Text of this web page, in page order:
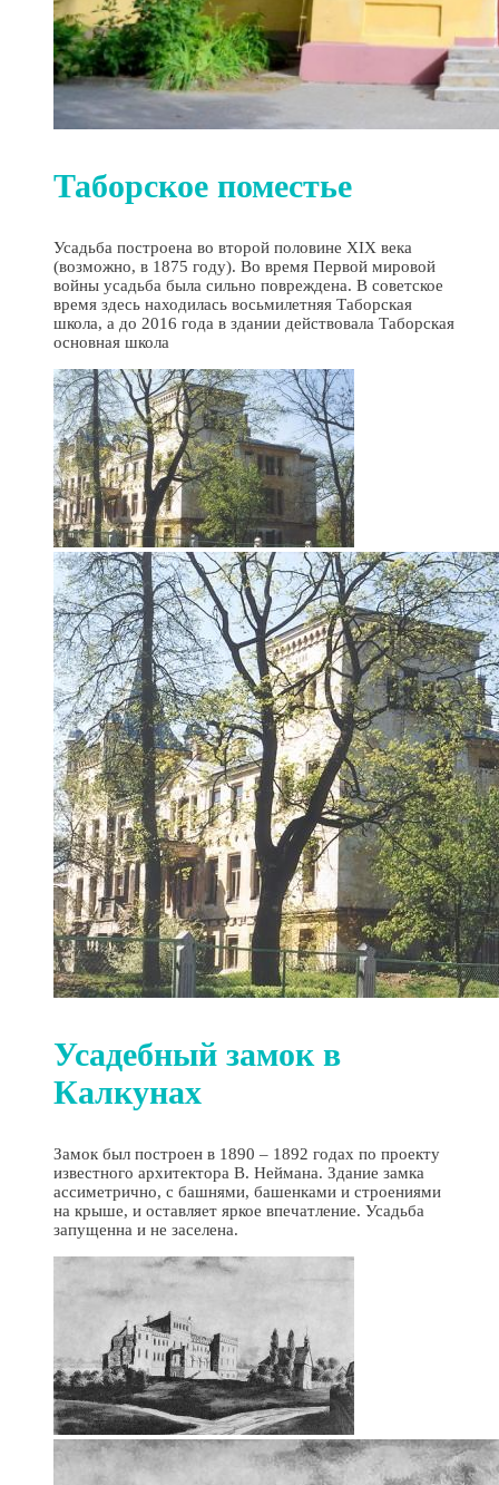
Таборское поместье
Усадьба построена во второй половине XIX века
(возможно, в 1875 году). Во время Первой мировой
войны усадьба была сильно повреждена. В советское
время здесь находилась восьмилетняя Таборская
школа, а до 2016 года в здании действовала Таборская
основная школа
Усадебный замок в
Калкунах
Замок был построен в 1890 – 1892 годах по проекту
известного архитектора В. Неймана. Здание замка
ассиметрично, с башнями, башенками и строениями
на крыше, и оставляет яркое впечатление. Усадьба
запущенна и не заселена.